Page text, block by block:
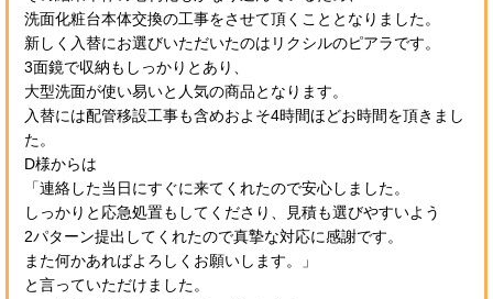
洗面化粧台本体交換の工事をさせて頂くこととなりました。
新しく入替にお選びいただいたのはリクシルのピアラです。
3面鏡で収納もしっかりとあり、
大型洗面が使い易いと人気の商品となります。
入替には配管移設工事も含めおよそ4時間ほどお時間を頂きまし
た。
D様からは
「連絡した当日にすぐに来てくれたので安心しました。
しっかりと応急処置もしてくださり、見積も選びやすいよう
2パターン提出してくれたので真摯な対応に感謝です。
また何かあればよろしくお願いします。」
と言っていただけました。